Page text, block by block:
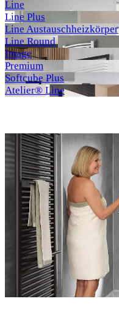
Line
Line Plus
Line Austauschheizkörper
Line Round
Image
Premium
Softcube Plus
Atelier® Line